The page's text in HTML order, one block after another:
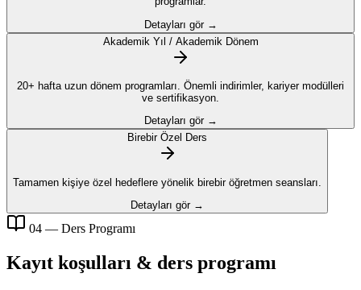
Detayları gör →
Akademik Yıl / Akademik Dönem
20+ hafta uzun dönem programları. Önemli indirimler, kariyer modülleri
ve sertifikasyon.
Detayları gör →
Birebir Özel Ders
Tamamen kişiye özel hedeflere yönelik birebir öğretmen seansları.
Detayları gör →
04 — Ders Programı
Kayıt koşulları & ders programı